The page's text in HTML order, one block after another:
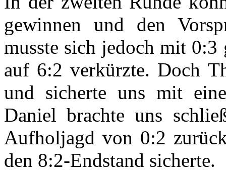
gewinnen und den
musste sich jedoch mit 0:3
auf 6:2 verkürzte. Doch
und sicherte uns mit
Daniel brachte uns
Aufholjagd von 0:2
den 8:2-Endstand sicherte.